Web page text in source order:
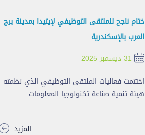
ختام ناجح للملتقى التوظيفي لإيتيدا بمدينة برج
العرب بالإسكندرية
31 ديسمبر 2025
اختتمت فعاليات الملتقى التوظيفي الذي نظمته
هيئة تنمية صناعة تكنولوجيا المعلومات...
المزيد